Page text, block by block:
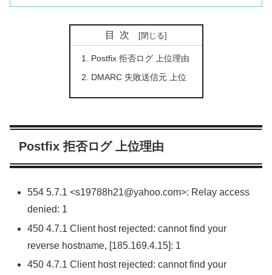
目次
Postfix 拒否ログ 上位理由
DMARC 失敗送信元 上位
Postfix 拒否ログ 上位理由
554 5.7.1 <s19788h21@yahoo.com>: Relay access
denied: 1
450 4.7.1 Client host rejected: cannot find your
reverse hostname, [185.169.4.15]: 1
450 4.7.1 Client host rejected: cannot find your